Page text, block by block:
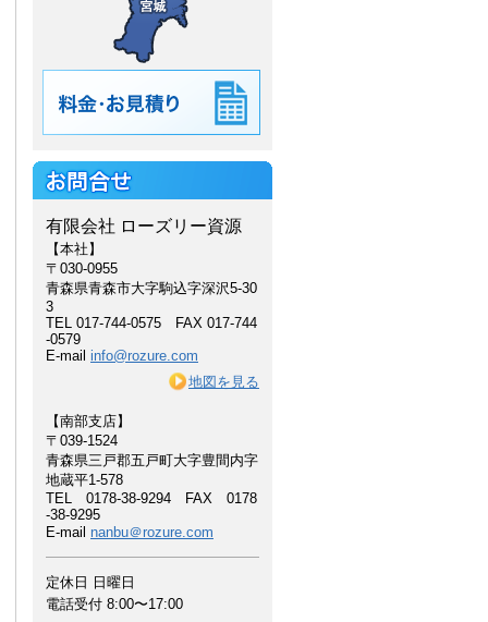
有限会社 ローズリー資源
【本社】
〒030-0955
青森県青森市大字駒込字深沢5-30
3
TEL 017-744-0575 FAX 017-744
-0579
E-mail info@rozure.com
地図を見る
【南部支店】
〒039-1524
青森県三戸郡五戸町大字豊間内字
地蔵平1-578
TEL 0178-38-9294 FAX 0178
-38-9295
E-mail nanbu＠rozure.com
定休日 日曜日
電話受付 8:00〜17:00